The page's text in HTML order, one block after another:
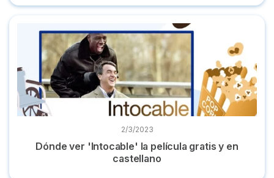
Dónde ver 'Intocable' la película gratis y en castellano
2/3/2023
Dónde ver 'Intocable' la película gratis y en
castellano